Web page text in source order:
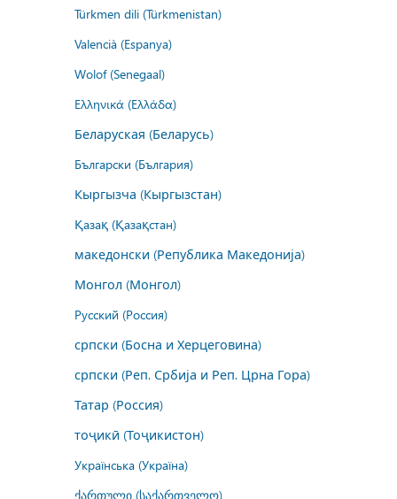
Türkmen dili (Türkmenistan)
Valencià (Espanya)
Wolof (Senegaal)
Ελληνικά (Ελλάδα)
Беларуская (Беларусь)
Български (България)
Кыргызча (Кыргызстан)
Қазақ (Қазақстан)
македонски (Република Македонија)
Монгол (Монгол)
Русский (Россия)
српски (Босна и Херцеговина)
српски (Реп. Србија и Реп. Црна Гора)
Татар (Россия)
тоҷикӣ (Тоҷикистон)
Українська (Україна)
ქართული (საქართველო)